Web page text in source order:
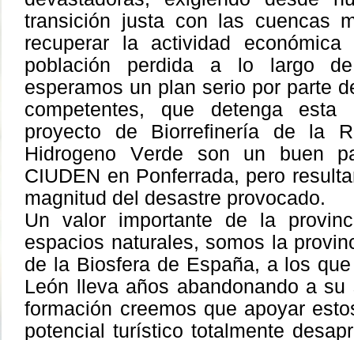
transición justa con las cuencas
recuperar la actividad
población perdida a lo largo
esperamos un plan serio por parte
competentes, que detenga esta
proyecto de Biorrefinería de la
Hidrogeno Verde son un buen
CIUDEN en Ponferrada, pero
magnitud del desastre provocado.
Un valor importante de la
espacios naturales, somos la
de la Biosfera de España, a los
León lleva años abandonando a
formación creemos que apoyar
potencial turístico totalmente